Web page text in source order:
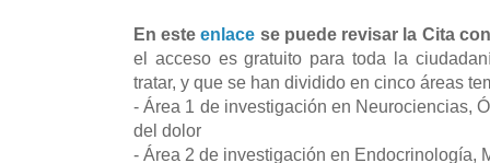
En esteenlace se puede revisar la Cita
el acceso es gratuito para toda la
tratar, y que se han dividido en cinco áreas
- Área 1 de investigación en Neurociencias,
del dolor
- Área 2 de investigación en Endocrinología,